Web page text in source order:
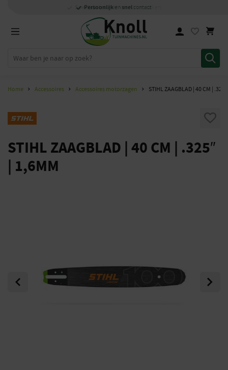
Specialistenmet kennis van zaken
1000m2showroom in Staphorst
Persoonlijken snel contact
Specialistenmet kennis van zaken
Home Accessoires Accessoires motorzagen STIHL ZAAGBLAD | 40 CM |
STIHL ZAAGBLAD | 40 CM | .325″
| 1,6MM
Previous Next